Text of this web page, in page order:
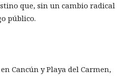
que, sin un cambio radical
público.
Cancún y Playa del Carmen,